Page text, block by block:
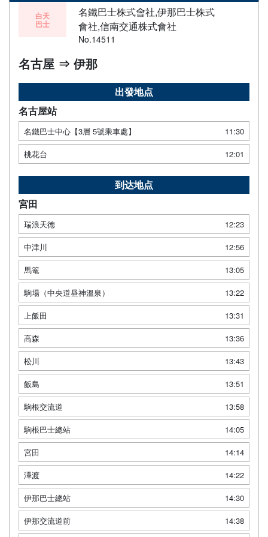
白天
巴士
名鐵巴士株式會社,伊那巴士株式
會社,信南交通株式會社
No.14511
名古屋 ⇒ 伊那
出發地点
名古屋站
名鐵巴士中心【3層 5號乘車處】
11:30
桃花台
12:01
到达地点
宮田
瑞浪天徳
12:23
中津川
12:56
馬篭
13:05
駒場（中央道昼神溫泉）
13:22
上飯田
13:31
高森
13:36
松川
13:43
飯島
13:51
駒根交流道
13:58
駒根巴士總站
14:05
宮田
14:14
澤渡
14:22
伊那巴士總站
14:30
伊那交流道前
14:38